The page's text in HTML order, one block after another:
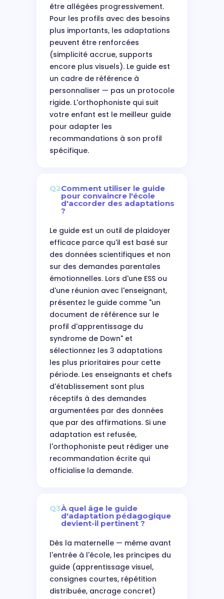
être allégées progressivement.
Pour les profils avec des besoins
plus importants, les adaptations
peuvent être renforcées
(simplicité accrue, supports
encore plus visuels). Le guide est
un cadre de référence à
personnaliser — pas un protocole
rigide. L'orthophoniste qui suit
votre enfant est le meilleur guide
pour adapter les
recommandations à son profil
spécifique.
Q2Comment utiliser le guide
pour convaincre l'école
d'accorder des adaptations
?
Le guide est un outil de plaidoyer
efficace parce qu'il est basé sur
des données scientifiques et non
sur des demandes parentales
émotionnelles. Lors d'une ESS ou
d'une réunion avec l'enseignant,
présentez le guide comme "un
document de référence sur le
profil d'apprentissage du
syndrome de Down" et
sélectionnez les 3 adaptations
les plus prioritaires pour cette
période. Les enseignants et chefs
d'établissement sont plus
réceptifs à des demandes
argumentées par des données
que par des affirmations. Si une
adaptation est refusée,
l'orthophoniste peut rédiger une
recommandation écrite qui
officialise la demande.
Q3À quel âge le guide
d'adaptation pédagogique
devient-il pertinent ?
Dès la maternelle — même avant
l'entrée à l'école, les principes du
guide (apprentissage visuel,
consignes courtes, répétition
distribuée, ancrage concret)